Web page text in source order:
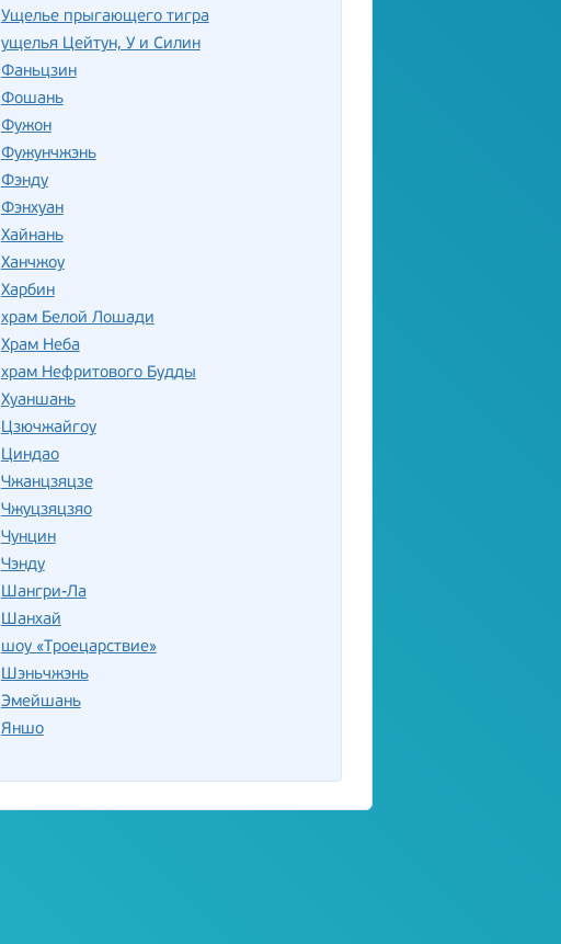
Ущелье прыгающего тигра
ущелья Цейтун, У и Силин
Фаньцзин
Фошань
Фужон
Фужунчжэнь
Фэнду
Фэнхуан
Хайнань
Ханчжоу
Харбин
храм Белой Лошади
Храм Неба
храм Нефритового Будды
Хуаншань
Цзючжайгоу
Циндао
Чжанцзяцзе
Чжуцзяцзяо
Чунцин
Чэнду
Шангри-Ла
Шанхай
шоу «Троецарствие»
Шэньчжэнь
Эмейшань
Яншо